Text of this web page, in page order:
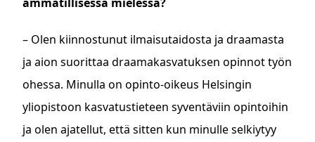
ammatillisessa mielessä?
– Olen kiinnostunut ilmaisutaidosta ja draamasta
ja aion suorittaa draamakasvatuksen opinnot työn
ohessa. Minulla on opinto-oikeus Helsingin
yliopistoon kasvatustieteen syventäviin opintoihin
ja olen ajatellut, että sitten kun minulle selkiytyy